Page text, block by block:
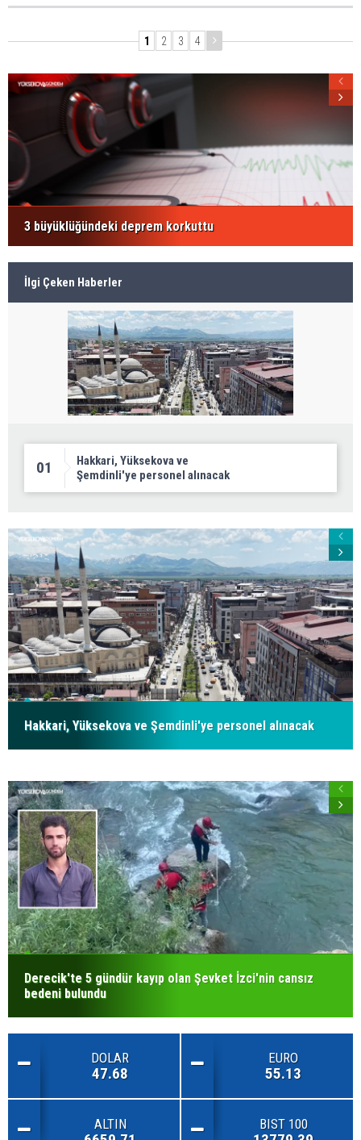
1 2 3 4
3 büyüklüğündeki deprem korkuttu
İlgi Çeken Haberler
01
Hakkari, Yüksekova ve
Şemdinli'ye personel alınacak
Hakkari, Yüksekova ve Şemdinli'ye personel alınacak
Derecik'te 5 gündür kayıp olan Şevket İzci'nin cansız
bedeni bulundu
DOLAR
47.68
EURO
55.13
ALTIN BIST 100